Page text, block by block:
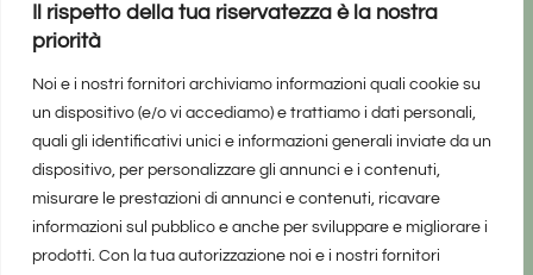
Il rispetto della tua riservatezza è la nostra
priorità
Noi e i nostri fornitori archiviamo informazioni quali cookie su
un dispositivo (e/o vi accediamo) e trattiamo i dati personali,
quali gli identificativi unici e informazioni generali inviate da un
dispositivo, per personalizzare gli annunci e i contenuti,
misurare le prestazioni di annunci e contenuti, ricavare
informazioni sul pubblico e anche per sviluppare e migliorare i
prodotti. Con la tua autorizzazione noi e i nostri fornitori